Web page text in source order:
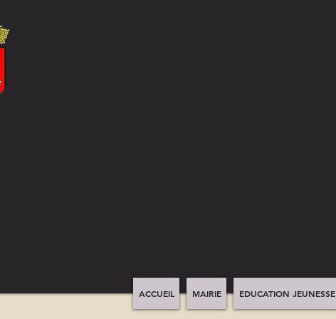
ACCUEIL MAIRIE EDUCATION JEUNESSE